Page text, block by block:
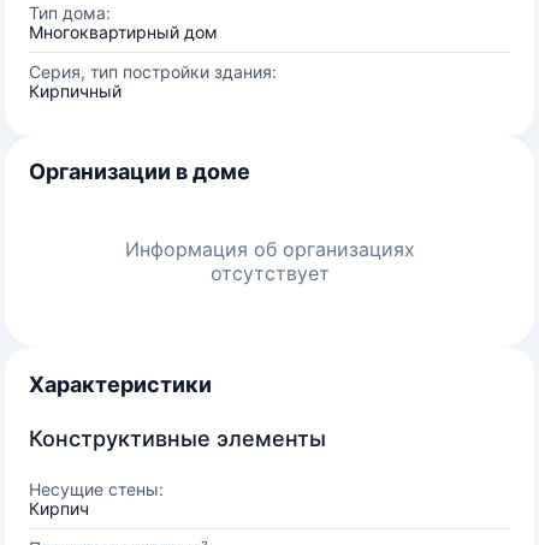
Тип дома:
Многоквартирный дом
Серия, тип постройки здания:
Кирпичный
Организации в доме
Информация об организациях
отсутствует
Характеристики
Конструктивные элементы
Несущие стены:
Кирпич